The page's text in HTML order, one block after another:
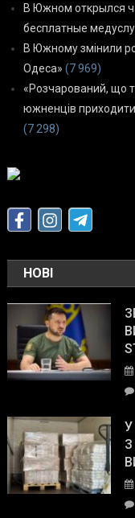
В Южном открылся
бесплатные
В Южному змінили
Одеса» (7 969)
«Розчарований, що
южненців
(7 298)
НОВІ